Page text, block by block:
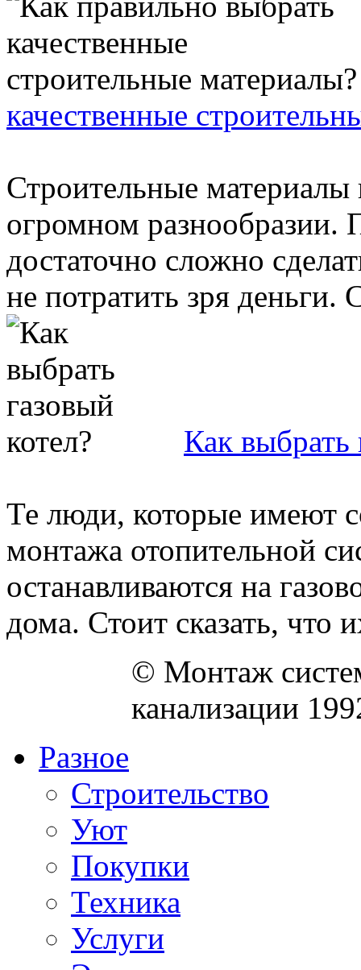
качественные
Строительные материалы
огромном разнообразии.
достаточно сложно
не потратить зря
Как выбрать
Те люди, которые имеют
монтажа отопительной
останавливаются на
дома. Стоит сказать, что
© Монтаж
канализации
Разное
Строительство
Уют
Покупки
Техника
Услуги